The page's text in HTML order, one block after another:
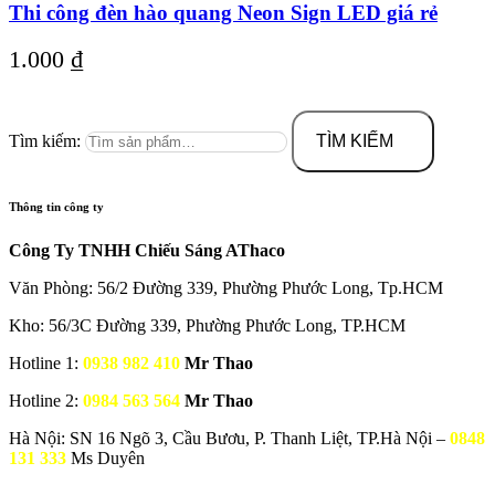
Thi công đèn hào quang Neon Sign LED giá rẻ
1.000 ₫
Tìm kiếm: TÌM KIẾM
Thông tin công ty
Công Ty TNHH Chiếu Sáng AThaco
Văn Phòng: 56/2 Đường 339, Phường Phước Long, Tp.HCM
Kho: 56/3C Đường 339, Phường Phước Long, TP.HCM
Hotline 1: 0938 982 410 Mr Thao
Hotline 2: 0984 563 564 Mr Thao
Hà Nội: SN 16 Ngõ 3, Cầu Bươu, P. Thanh Liệt, TP.Hà Nội – 0848
131 333 Ms Duyên